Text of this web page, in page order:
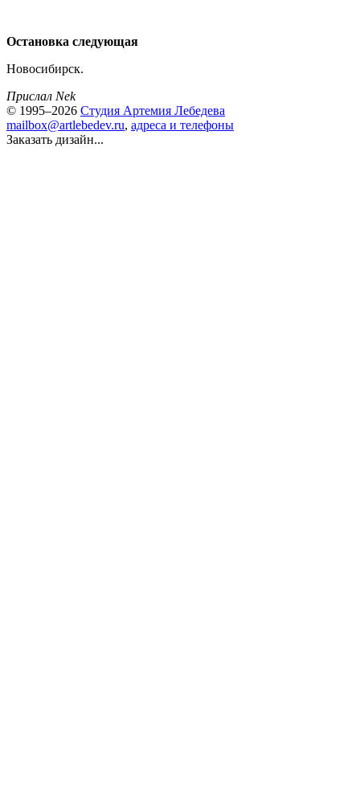
Остановка следующая
Новосибирск.
Прислал Nek
© 1995–2026 Студия Артемия Лебедева
mailbox@artlebedev.ru, адреса и телефоны
Заказать дизайн...